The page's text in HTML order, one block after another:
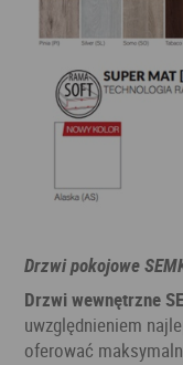
Drzwi pokojowe
Drzwi wewnętrzne
uwzględnieniem
oferować